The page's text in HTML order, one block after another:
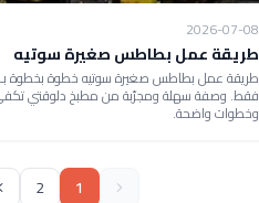
2026-07-08
طريقة عمل بطاطس صغيرة سوتيه
وخطوات واضحة.
1
2